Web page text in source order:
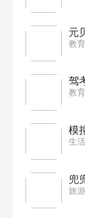
元
教
驾
教
模
生
兜
旅